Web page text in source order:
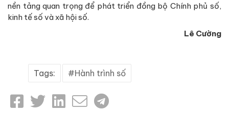
nền tảng quan trọng để phát triển đồng bộ Chính phủ số,
kinh tế số và xã hội số.
Lê Cường
Tags: Hành trình số